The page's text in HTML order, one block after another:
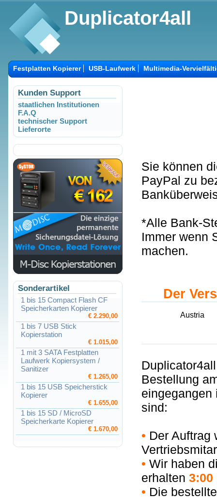
Sie können
PayPal zu
*Alle Bank-
Immer wenn
machen.
Der
Austria
Bestellung
eingegangen
sind:
• Der Auftrag
• Wir haben
erhalten 3:00
• Die
Kunden Support
staatlichen Institutionen
F.A.Q
technischer Support
Lieferorte
Sonderartikel
1 bis 15 Compact Flash CF
Speicherkarten Kopierer
€ 2.290,00
1 bis 7 USB Stick
Kopierstation
€ 1.015,00
1 mit 3 SATA Festplatten
Laufwerk Kopiersystem /
Sanitizer
€ 1.265,00
1 bis 15 USB Speicherstick
Kopierer
€ 1.655,00
1 bis 15 SD / MicroSD
Speicherkarte Kopierer
€ 1.670,00
Festplatten Kopierer USB-Laufwerk Multimedia-
Duplicator4all